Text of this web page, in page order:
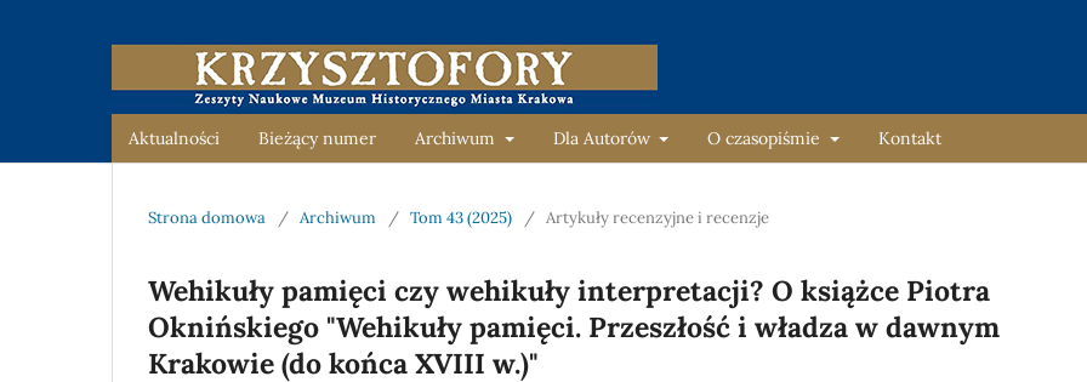
Aktualności Bieżący numer Archiwum Dla Autorów O czasopiśmie Kontakt
Strona domowa / Archiwum / Tom 43 (2025) / Artykuły recenzyjne i recenzje
Wehikuły pamięci czy wehikuły interpretacji? O książce Piotra
Oknińskiego "Wehikuły pamięci. Przeszłość i władza w dawnym
Krakowie (do końca XVIII w.)"